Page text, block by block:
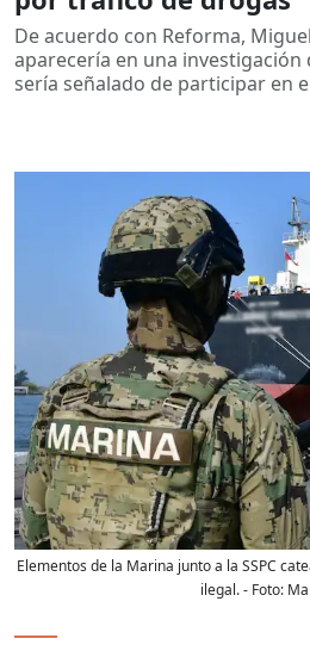
De acuerdo con Reforma,
aparecería en una investigación
sería señalado de participar en
Elementos de la Marina junto a la SSPC
ilegal.- Foto: